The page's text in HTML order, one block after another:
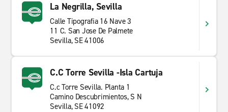
La Negrilla, Sevilla
Calle Tipografia 16 Nave 3
11 C. San Jose De Palmete
Sevilla, SE 41006
C.C Torre Sevilla -Isla Cartuja
C.c Torre Sevilla. Planta 1
Camino Descubrimientos, S N
Sevilla, SE 41092